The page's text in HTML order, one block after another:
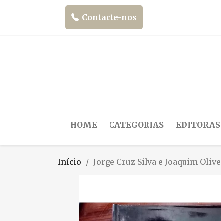
Contacte-nos
HOME CATEGORIAS EDITORAS
Início Jorge Cruz Silva e Joaquim